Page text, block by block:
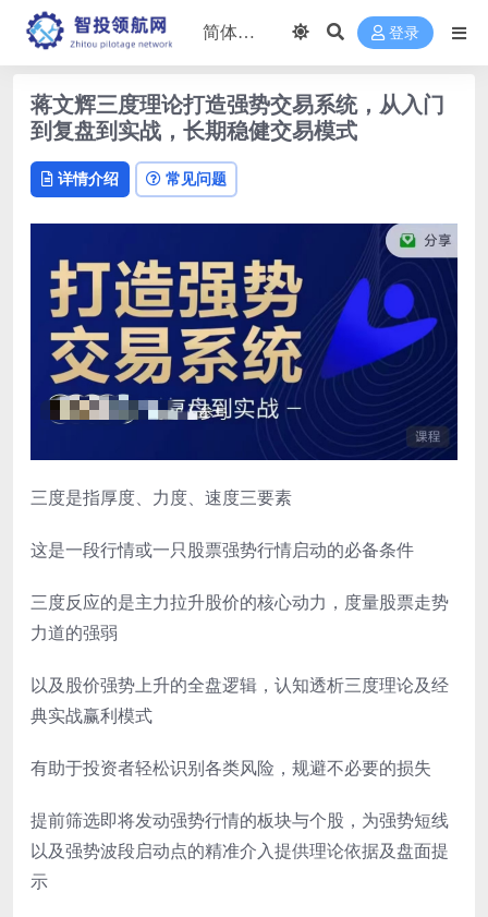
登录
蒋文辉三度理论打造强势交易系统，从入门
到复盘到实战，长期稳健交易模式
详情介绍 常见问题
三度是指厚度、力度、速度三要素
这是一段行情或一只股票强势行情启动的必备条件
三度反应的是主力拉升股价的核心动力，度量股票走势
力道的强弱
以及股价强势上升的全盘逻辑，认知透析三度理论及经
典实战赢利模式
有助于投资者轻松识别各类风险，规避不必要的损失
提前筛选即将发动强势行情的板块与个股，为强势短线
以及强势波段启动点的精准介入提供理论依据及盘面提
示